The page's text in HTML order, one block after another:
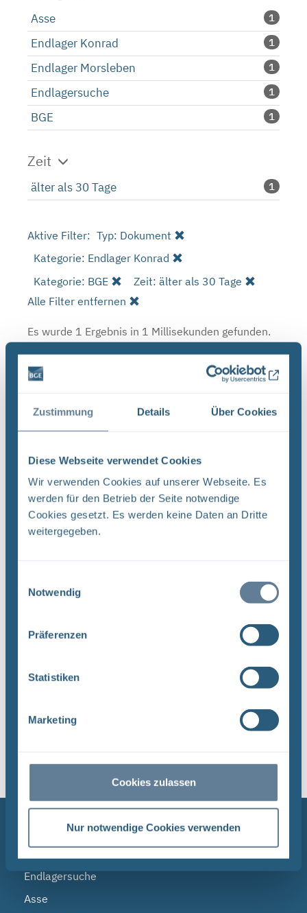
Zustimmung Details Über Cookies
Diese Webseite verwendet Cookies
Wir verwenden Cookies auf unserer Webseite. Es
werden für den Betrieb der Seite notwendige
Cookies gesetzt. Es werden keine Daten an Dritte
weitergegeben.
Notwendig
Präferenzen
Statistiken
Marketing
Cookies zulassen
Nur notwendige Cookies verwenden
Asse 1
Endlager Konrad 1
Endlager Morsleben 1
Endlagersuche 1
BGE 1
Zeit
älter als 30 Tage 1
Aktive Filter: Typ: Dokument
Kategorie: Endlager Konrad
Kategorie: BGE
Zeit: älter als 30 Tage
Alle Filter entfernen
Es wurde 1 Ergebnis in 1 Millisekunden gefunden.
Ergebnisse pro Seite:
1
Sortieren nach
Forschungs- und Entwicklungsstrategie der
BGE (PDF)
FORSCHUNG UND ENTWICKLUNG F&E-Strategie
umfassende Aufgabenspek- ...
Dateityp: PDF | Dokumentenstand vom:
Endlagersuche
Asse